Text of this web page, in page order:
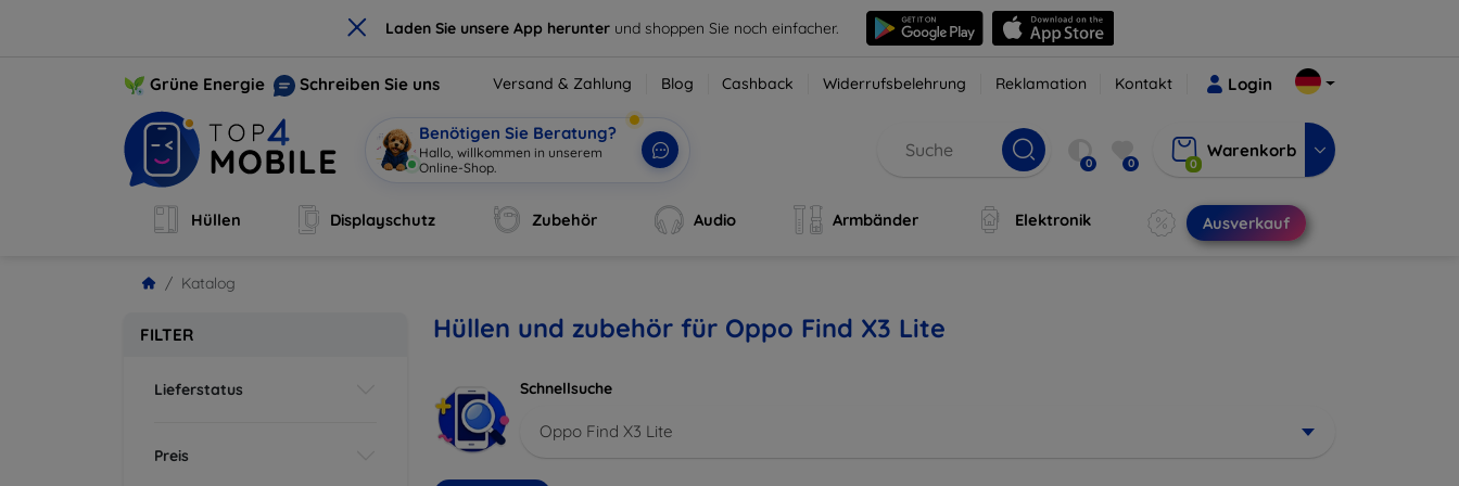
× Laden Sie unsere App herunter und shoppen Sie noch einfacher.
Grüne Energie Schreiben Sie uns Versand & Zahlung Blog Cashback Widerrufsbelehrung Reklamation Kontakt Login
Benötigen Sie Beratung?
Hallo, willkommen in unserem
Online-Shop.
0 0 0
Warenkorb
Hüllen Displayschutz Zubehör Audio Armbänder Elektronik Ausverkauf
Katalog
FILTER
Lieferstatus
Preis
Hüllen und zubehör für Oppo Find X3 Lite
Schnellsuche
Oppo Find X3 Lite